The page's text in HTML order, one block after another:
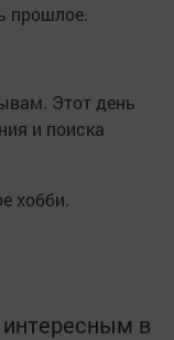
прошлое.
Этот день
и поиска
хобби.
в